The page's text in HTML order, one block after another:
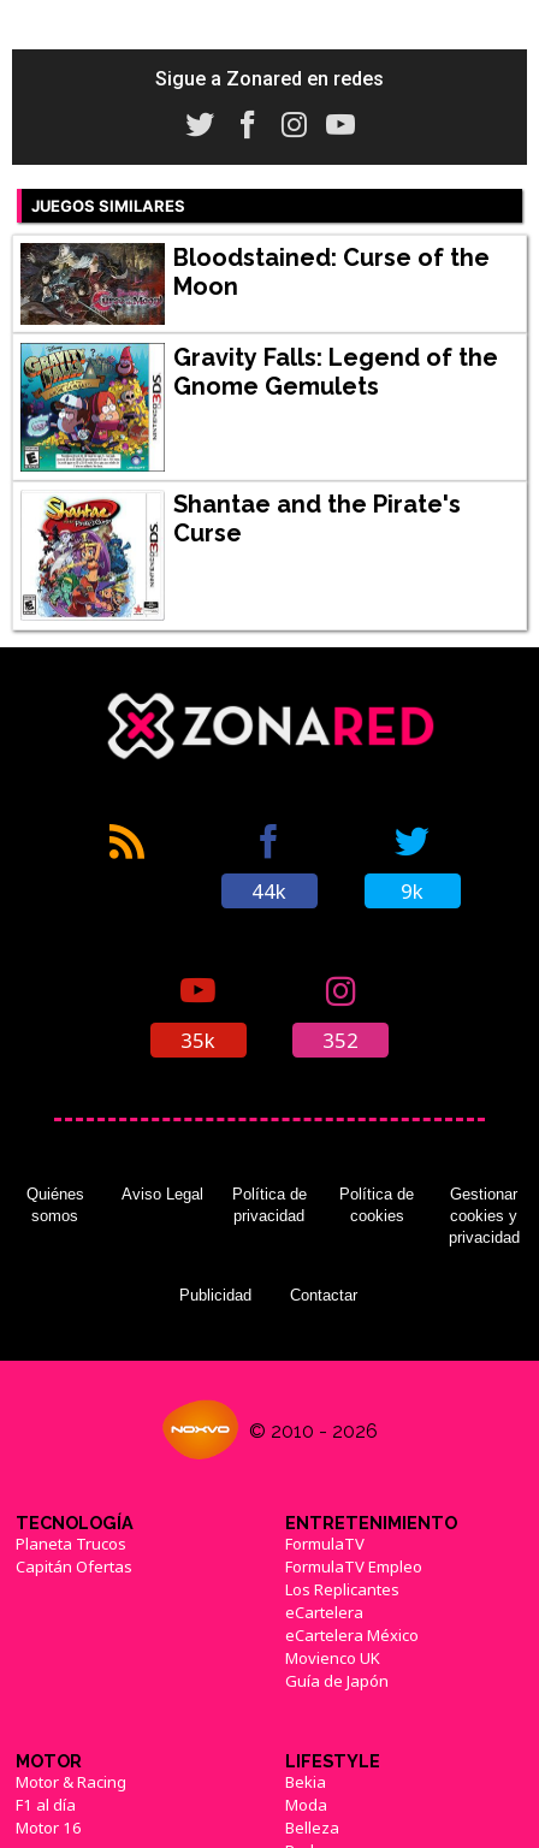
Sigue a Zonared en redes
JUEGOS SIMILARES
Bloodstained: Curse of the
Moon
Gravity Falls: Legend of the
Gnome Gemulets
Shantae and the Pirate's
Curse
44k 9k
35k 352
Quiénes
somos
Aviso Legal
Política de
privacidad
Política de
cookies
Gestionar
cookies y
privacidad
Publicidad Contactar
© 2010 - 2026
TECNOLOGÍA
Planeta Trucos
Capitán Ofertas
ENTRETENIMIENTO
FormulaTV
FormulaTV Empleo
Los Replicantes
eCartelera
eCartelera México
Movienco UK
Guía de Japón
MOTOR
Motor & Racing
F1 al día
Motor 16
LIFESTYLE
Bekia
Moda
Belleza